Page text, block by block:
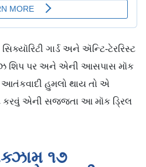
ગાર્ડ અને ઍન્ટિ-ટેરરિસ્ટ
શિપ પર અને એની આસપાસ મૉક
આતંકવાદી હુમલો થાય તો એ
કરવું એની સજ્જતા આ મૉક ડ્રિલ
૧૭